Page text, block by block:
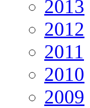
2013
2012
2011
2010
2009